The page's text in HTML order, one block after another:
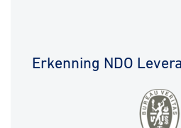
Erkenning NDO